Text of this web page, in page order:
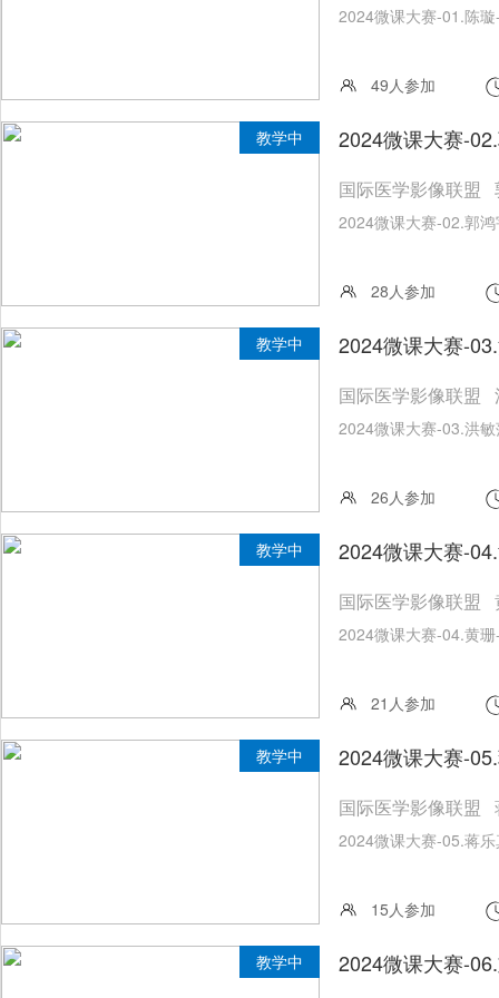
2024微课大赛-01.陈
49人参加
教学中 2024微课大赛-
国际医学影像联盟
2024微课大赛-02.郭
28人参加
教学中 2024微课大赛-
国际医学影像联盟
2024微课大赛-03.洪
26人参加
教学中 2024微课大赛-
国际医学影像联盟
2024微课大赛-04.黄
21人参加
教学中 2024微课大赛-
国际医学影像联盟
2024微课大赛-05.蒋
15人参加
教学中 2024微课大赛-